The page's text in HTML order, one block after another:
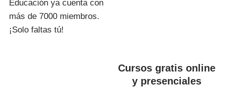
Educación ya cuenta con
más de 7000 miembros.
¡Solo faltas tú!
Cursos gratis online
y presenciales